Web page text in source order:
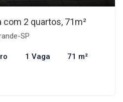
com 2 quartos, 71m²
SP
1 Vaga 71 m²